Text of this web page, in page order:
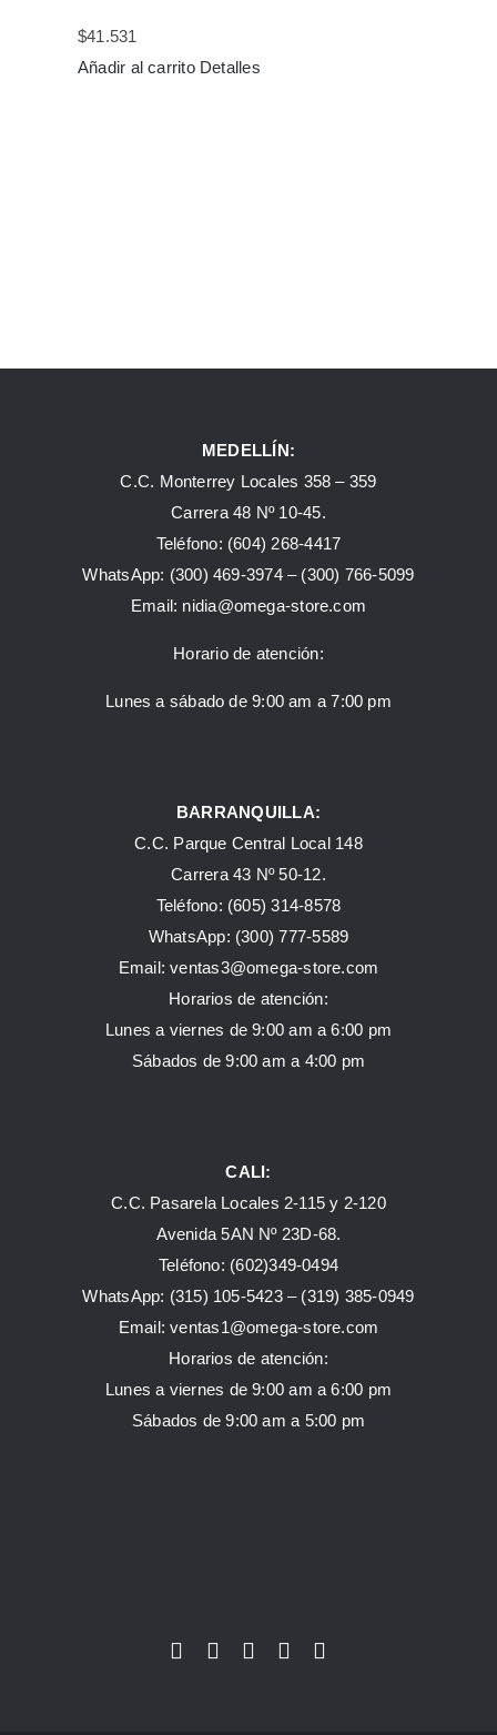
$41.531
Añadir al carrito Detalles
MEDELLÍN:
C.C. Monterrey Locales 358 – 359
Carrera 48 Nº 10-45.
Teléfono: (604) 268-4417
WhatsApp: (300) 469-3974 – (300) 766-5099
Email: nidia@omega-store.com
Horario de atención:
Lunes a sábado de 9:00 am a 7:00 pm
BARRANQUILLA:
C.C. Parque Central Local 148
Carrera 43 Nº 50-12.
Teléfono: (605) 314-8578
WhatsApp: (300) 777-5589
Email: ventas3@omega-store.com
Horarios de atención:
Lunes a viernes de 9:00 am a 6:00 pm
Sábados de 9:00 am a 4:00 pm
CALI:
C.C. Pasarela Locales 2-115 y 2-120
Avenida 5AN Nº 23D-68.
Teléfono: (602)349-0494
WhatsApp: (315) 105-5423 – (319) 385-0949
Email:ventas1@omega-store.com
Horarios de atención:
Lunes a viernes de 9:00 am a 6:00 pm
Sábados de 9:00 am a 5:00 pm